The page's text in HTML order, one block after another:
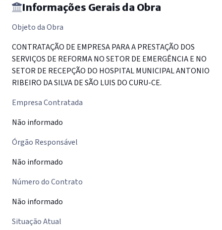
Informações Gerais da Obra
Objeto da Obra
CONTRATAÇÃO DE EMPRESA PARA A PRESTAÇÃO DOS
SERVIÇOS DE REFORMA NO SETOR DE EMERGÊNCIA E NO
SETOR DE RECEPÇÃO DO HOSPITAL MUNICIPAL ANTONIO
RIBEIRO DA SILVA DE SÃO LUIS DO CURU-CE.
Empresa Contratada
Não informado
Órgão Responsável
Não informado
Número do Contrato
Não informado
Situação Atual